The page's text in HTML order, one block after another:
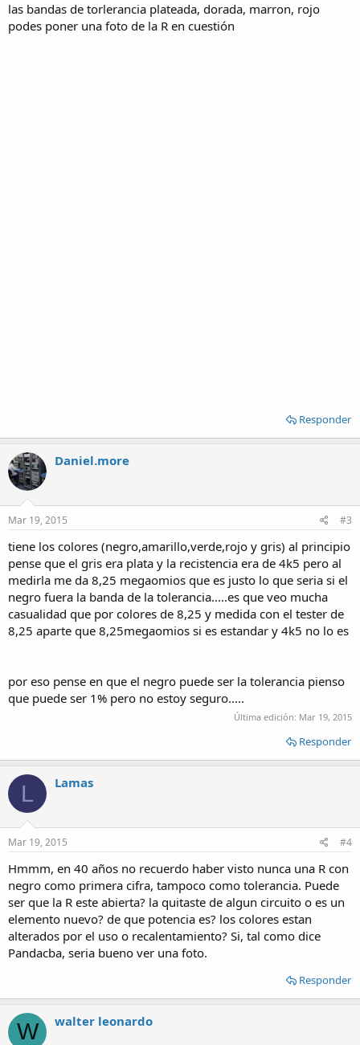
las bandas de torlerancia plateada, dorada, marron, rojo
podes poner una foto de la R en cuestión
Responder
Daniel.more
Mar 19, 2015 #3
tiene los colores (negro,amarillo,verde,rojo y gris) al principio
pense que el gris era plata y la recistencia era de 4k5 pero al
medirla me da 8,25 megaomios que es justo lo que seria si el
negro fuera la banda de la tolerancia.....es que veo mucha
casualidad que por colores de 8,25 y medida con el tester de
8,25 aparte que 8,25megaomios si es estandar y 4k5 no lo es
por eso pense en que el negro puede ser la tolerancia pienso
que puede ser 1% pero no estoy seguro.....
Última edición: Mar 19, 2015
Responder
L Lamas
Mar 19, 2015 #4
Hmmm, en 40 años no recuerdo haber visto nunca una R con
negro como primera cifra, tampoco como tolerancia. Puede
ser que la R este abierta? la quitaste de algun circuito o es un
elemento nuevo? de que potencia es? los colores estan
alterados por el uso o recalentamiento? Si, tal como dice
Pandacba, seria bueno ver una foto.
Responder
W walter leonardo